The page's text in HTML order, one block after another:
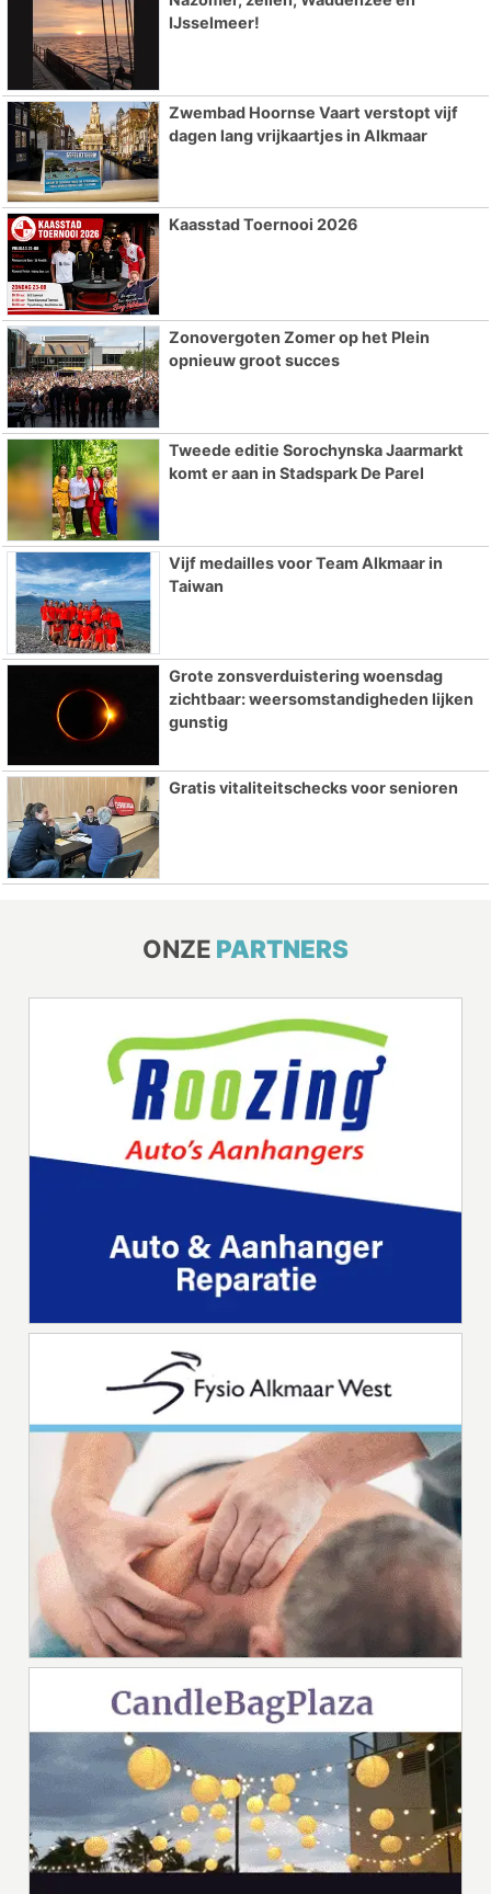
IJsselmeer!
Zwembad Hoornse Vaart verstopt vijf
dagen lang vrijkaartjes in Alkmaar
Kaasstad Toernooi 2026
Zonovergoten Zomer op het Plein
opnieuw groot succes
Tweede editie Sorochynska Jaarmarkt
komt er aan in Stadspark De Parel
Vijf medailles voor Team Alkmaar in
Taiwan
Grote zonsverduistering woensdag
zichtbaar: weersomstandigheden lijken
gunstig
Gratis vitaliteitschecks voor senioren
ONZE PARTNERS